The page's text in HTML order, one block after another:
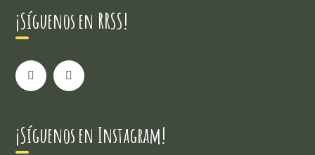
¡Síguenos en RRSS!
¡Síguenos en Instagram!